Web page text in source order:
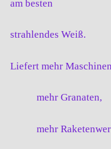
am besten
strahlendes Weiß.
Liefert mehr
mehr Granaten,
mehr